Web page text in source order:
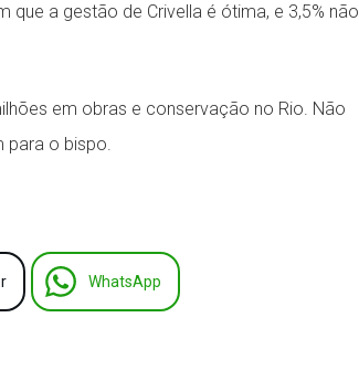
que a gestão de Crivella é ótima, e 3,5% não
em obras e conservação no Rio. Não
para o bispo.
WhatsApp